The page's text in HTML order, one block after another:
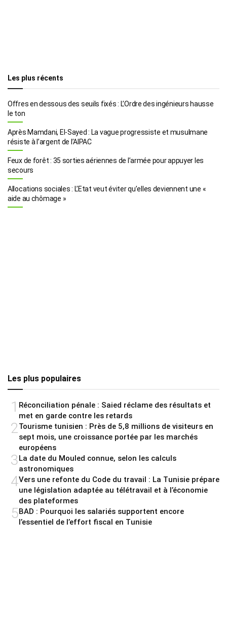
Les plus récents
Offres en dessous des seuils fixés : L’Ordre des ingénieurs hausse
le ton
Après Mamdani, El-Sayed : La vague progressiste et musulmane
résiste à l’argent de l’AIPAC
Feux de forêt : 35 sorties aériennes de l’armée pour appuyer les
secours
Allocations sociales : L’Etat veut éviter qu’elles deviennent une «
aide au chômage »
Les plus populaires
1 Réconciliation pénale : Saied réclame des résultats et
met en garde contre les retards
2 Tourisme tunisien : Près de 5,8 millions de visiteurs en
sept mois, une croissance portée par les marchés
européens
3La date du Mouled connue, selon les calculs
astronomiques
4Vers une refonte du Code du travail : La Tunisie prépare
une législation adaptée au télétravail et à l’économie
des plateformes
5BAD : Pourquoi les salariés supportent encore
l’essentiel de l’effort fiscal en Tunisie